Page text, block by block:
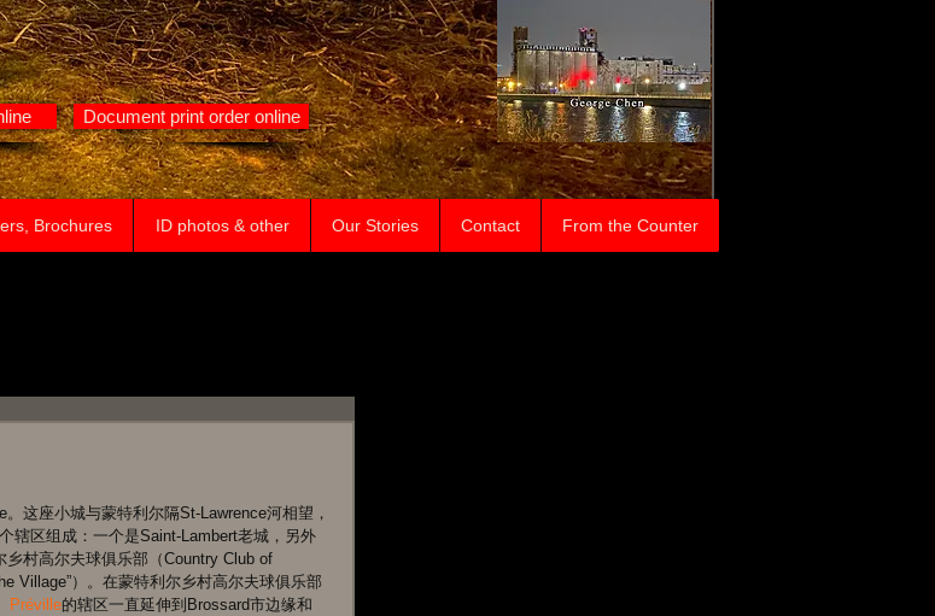
Brochures ID photos & other Our Stories Contact From the Counter
Document print order online
这座小城与蒙特利尔隔St-Lawrence河相望，
辖区组成：一个是Saint-Lambert老城，另外
村高尔夫球俱乐部（Country Club of
Village”）。在蒙特利尔乡村高尔夫球俱乐部
Préville的辖区一直延伸到Brossard市边缘和